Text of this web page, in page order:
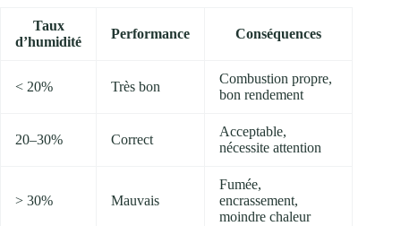
Taux
d’humidité
Performance Conséquences
< 20% Très bon
Combustion propre,
bon rendement
20–30% Correct
Acceptable,
nécessite attention
> 30% Mauvais
Fumée,
encrassement,
moindre chaleur